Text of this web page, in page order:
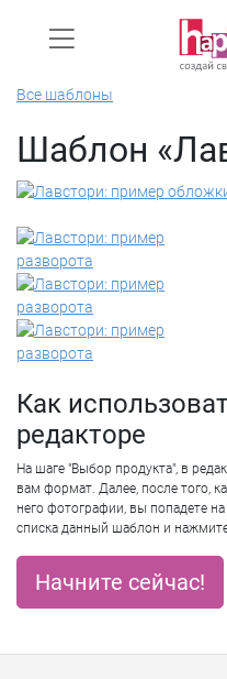
Все шаблоны
Шаблон
Как
редакторе
На шаге "Выбор продукта", в
вам формат. Далее, после того,
него фотографии, вы попадете
списка данный шаблон и
Начните сейчас!